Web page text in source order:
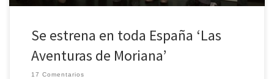
Se estrena en toda España ‘Las
Aventuras de Moriana’
17 Comentarios